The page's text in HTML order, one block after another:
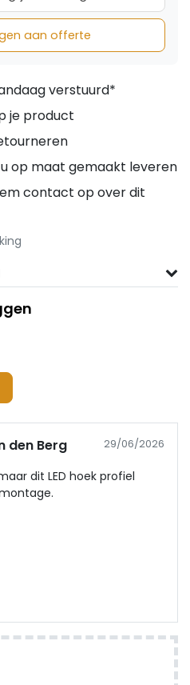
aan offerte
verstuurd*
je product
op maat gemaakt leveren
contact op over dit
den Berg 29/06/2026
dit LED hoek profiel
montage.